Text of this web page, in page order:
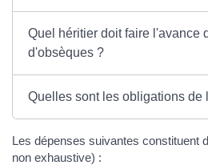
Quel héritier doit faire l'avance
d'obsèques ?
Quelles sont les obligations de
Les dépenses suivantes constituent
non exhaustive) :